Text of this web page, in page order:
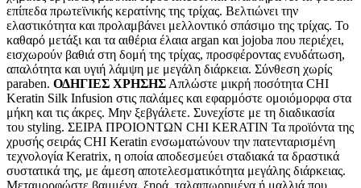
επίπεδα πρωτεϊνικής κερατίνης της τρίχας. Βελτιώνει την
ελαστικότητα και προλαμβάνει μελλοντικό σπάσιμο της τρίχας. Το
καθαρό μετάξι και τα αιθέρια έλαια argan και jojoba που περιέχει,
εισχωρούν βαθιά στη δομή της τρίχας, προσφέροντας ενυδάτωση,
απαλότητα και υγιή λάμψη με μεγάλη διάρκεια. Σύνθεση χωρίς
paraben. ΟΔΗΓΙΕΣ ΧΡΗΣΗΣ Απλώστε μικρή ποσότητα CHI
Keratin Silk Infusion στις παλάμες και εφαρμόστε ομοιόμορφα στα
μήκη και τις άκρες. Μην ξεβγάλετε. Συνεχίστε με τη διαδικασία
του styling. ΣΕΙΡΑ ΠΡΟΙΟΝΤΩΝ CHI KERATIN Τα προϊόντα της
χρυσής σειράς CHI Keratin ενσωματώνουν την πατενταρισμένη
τεχνολογία Keratrix, η οποία αποδεσμεύει σταδιακά τα δραστικά
συστατικά της, με άμεση αποτελεσματικότητα μεγάλης διάρκειας.
Μεταμορφώστε βαμμένα, ξηρά, ταλαιπωρημένα ή μαλλιά που